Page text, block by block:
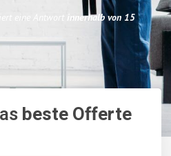
eine Antwort
innerhalb von 15
beste Offerte